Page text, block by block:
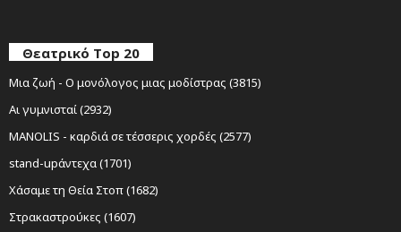
Θεατρικό Top 20
Μια ζωή - Ο μονόλογος μιας μοδίστρας (3815)
Αι γυμνισταί (2932)
MANOLIS - καρδιά σε τέσσερις χορδές (2577)
stand-upάντεχα (1701)
Χάσαμε τη Θεία Στοπ (1682)
Στρακαστρούκες (1607)